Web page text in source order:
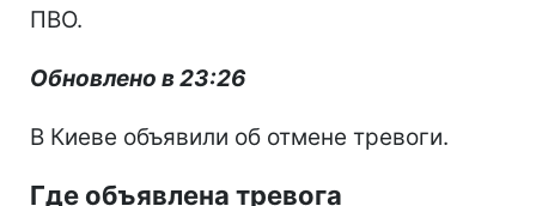
ПВО.
Обновлено в 23:26
В Киеве объявили об отмене тревоги.
Где объявлена тревога